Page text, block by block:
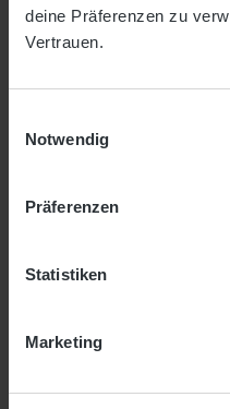
deine Präferenzen zu
Vertrauen.
Notwendig
Präferenzen
Statistiken
Marketing
Zubehör
Fassadennetze
Industrienetze
Gewebe & Planen
Freizeit- & Fitness